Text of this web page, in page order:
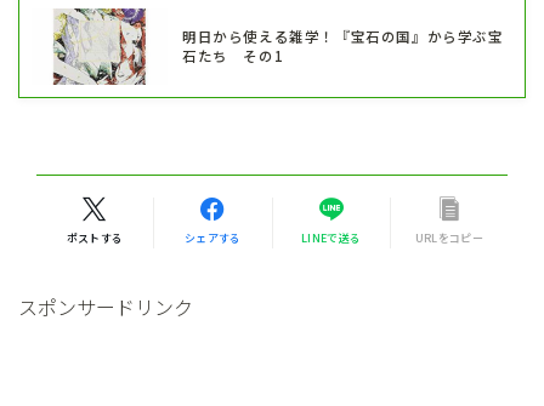
明日から使える雑学！『宝石の国』から学ぶ宝
石たち その1
ポストする シェアする LINEで送る URLをコピー
スポンサードリンク